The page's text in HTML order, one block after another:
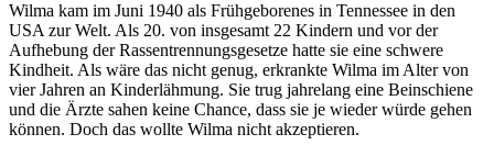
Wilma kam im Juni 1940 als Frühgeborenes in Tennessee in den
USA zur Welt. Als 20. von insgesamt 22 Kindern und vor der
Aufhebung der Rassentrennungsgesetze hatte sie eine schwere
Kindheit. Als wäre das nicht genug, erkrankte Wilma im Alter von
vier Jahren an Kinderlähmung. Sie trug jahrelang eine Beinschiene
und die Ärzte sahen keine Chance, dass sie je wieder würde gehen
können. Doch das wollte Wilma nicht akzeptieren.